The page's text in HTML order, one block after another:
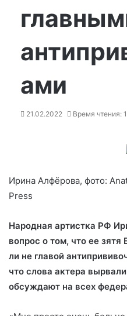
ами
21.02.2022 Время чтения:
Ирина Алфёрова, фото:
Press
Народная артистка РФ
вопрос о том, что ее зятя
ли не главой
что слова актера
обсуждают на всех